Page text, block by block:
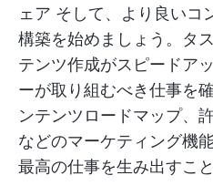
ェア そして、より良いコ
構築を始めましょう。タ
テンツ作成がスピードア
ーが取り組むべき仕事を
ンテンツロードマップ、
などのマーケティング機
最高の仕事を生み出すこ